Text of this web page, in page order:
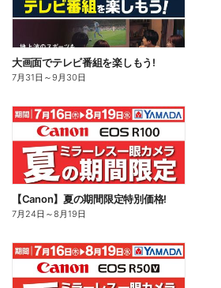
大画面でテレビ番組を楽しもう!
7月31日 ～9月30日
【Canon】夏の期間限定特別価格!
7月24日 ～8月19日